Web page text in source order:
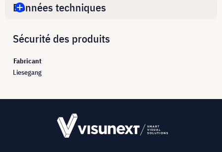
Données techniques
Sécurité des produits
Fabricant
Liesegang